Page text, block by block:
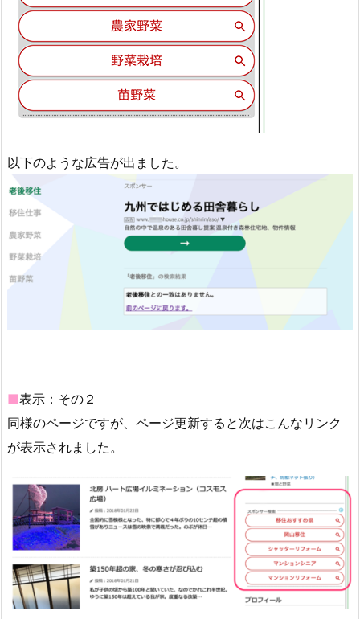
以下のような広告が出ました。
■表示：その２
同様のページですが、ページ更新すると次はこんなリンク
が表示されました。